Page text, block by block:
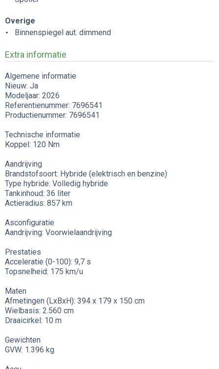
Overige
Binnenspiegel aut. dimmend
Extra informatie
Algemene informatie
Nieuw: Ja
Modeljaar: 2026
Referentienummer: 7696541
Productienummer: 7696541
Technische informatie
Koppel: 120 Nm
Aandrijving
Brandstofsoort: Hybride (elektrisch en benzine)
Type hybride: Volledig hybride
Tankinhoud: 36 liter
Actieradius: 857 km
Asconfiguratie
Aandrijving: Voorwielaandrijving
Prestaties
Acceleratie (0-100): 9,7 s
Topsnelheid: 175 km/u
Maten
Afmetingen (LxBxH): 394 x 179 x 150 cm
Wielbasis: 2.560 cm
Draaicirkel: 10 m
Gewichten
GVW: 1.396 kg